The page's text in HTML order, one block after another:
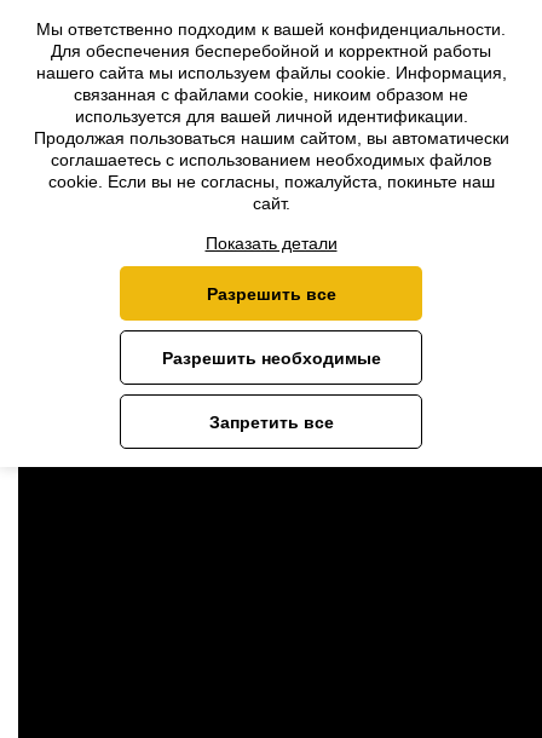
Apsardzes Alianse — партнёр
ФК Рига!
Главная›Новости ›Apsardzes Alianse — партнёр ФК Рига!
Мы продолжаем поддерживать юные таланты!
Желаем ребятам упорства и побед.
Так же всем фанамФК Ригамы предлагаем охрану по
особым условиям.
Мы ответственно подходим к вашей конфиденциальности.
Для обеспечения бесперебойной и корректной работы
нашего сайта мы используем файлы cookie. Информация,
связанная с файлами cookie, никоим образом не
используется для вашей личной идентификации.
Продолжая пользоваться нашим сайтом, вы автоматически
соглашаетесь с использованием необходимых файлов
cookie. Если вы не согласны, пожалуйста, покиньте наш
сайт.
Показать детали
Разрешить все
Разрешить необходимые
Запретить все